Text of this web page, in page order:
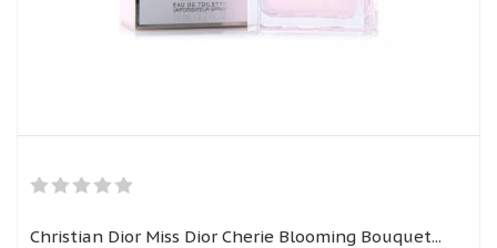
Christian Dior Miss Dior Cherie Blooming Bouquet...